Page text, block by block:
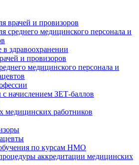
врачей и провизоров
медицинского персонала и
в здравоохранении
и провизоров
медицинского персонала и
начислением ЗЕТ-баллов
медицинских работников
по курсам НМО
аккредитации медицинских